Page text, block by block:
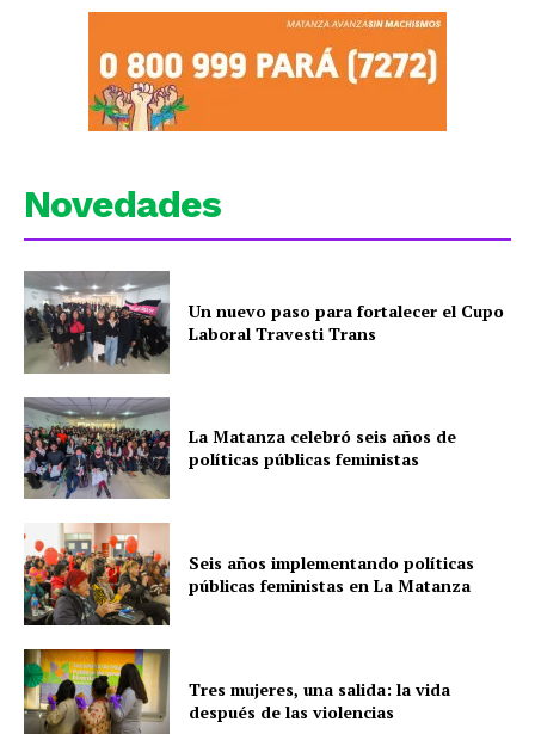
Novedades
Un nuevo paso para fortalecer el Cupo
Laboral Travesti Trans
La Matanza celebró seis años de
políticas públicas feministas
Seis años implementando políticas
públicas feministas en La Matanza
Tres mujeres, una salida: la vida
después de las violencias